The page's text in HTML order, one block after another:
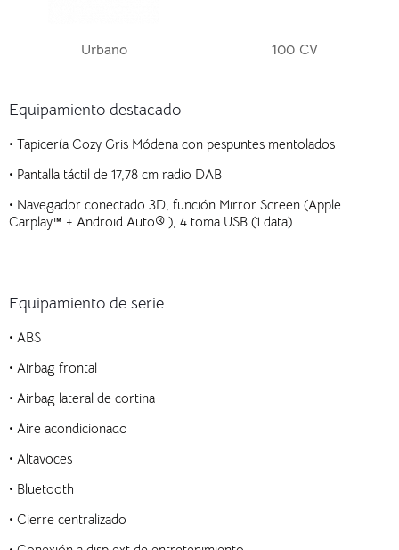
Urbano 100 CV
Equipamiento destacado
• Tapicería Cozy Gris Módena con pespuntes mentolados
• Pantalla táctil de 17,78 cm radio DAB
• Navegador conectado 3D, función Mirror Screen (Apple
Carplay™ + Android Auto® ), 4 toma USB (1 data)
Equipamiento de serie
• ABS
• Airbag frontal
• Airbag lateral de cortina
• Aire acondicionado
• Altavoces
• Bluetooth
• Cierre centralizado